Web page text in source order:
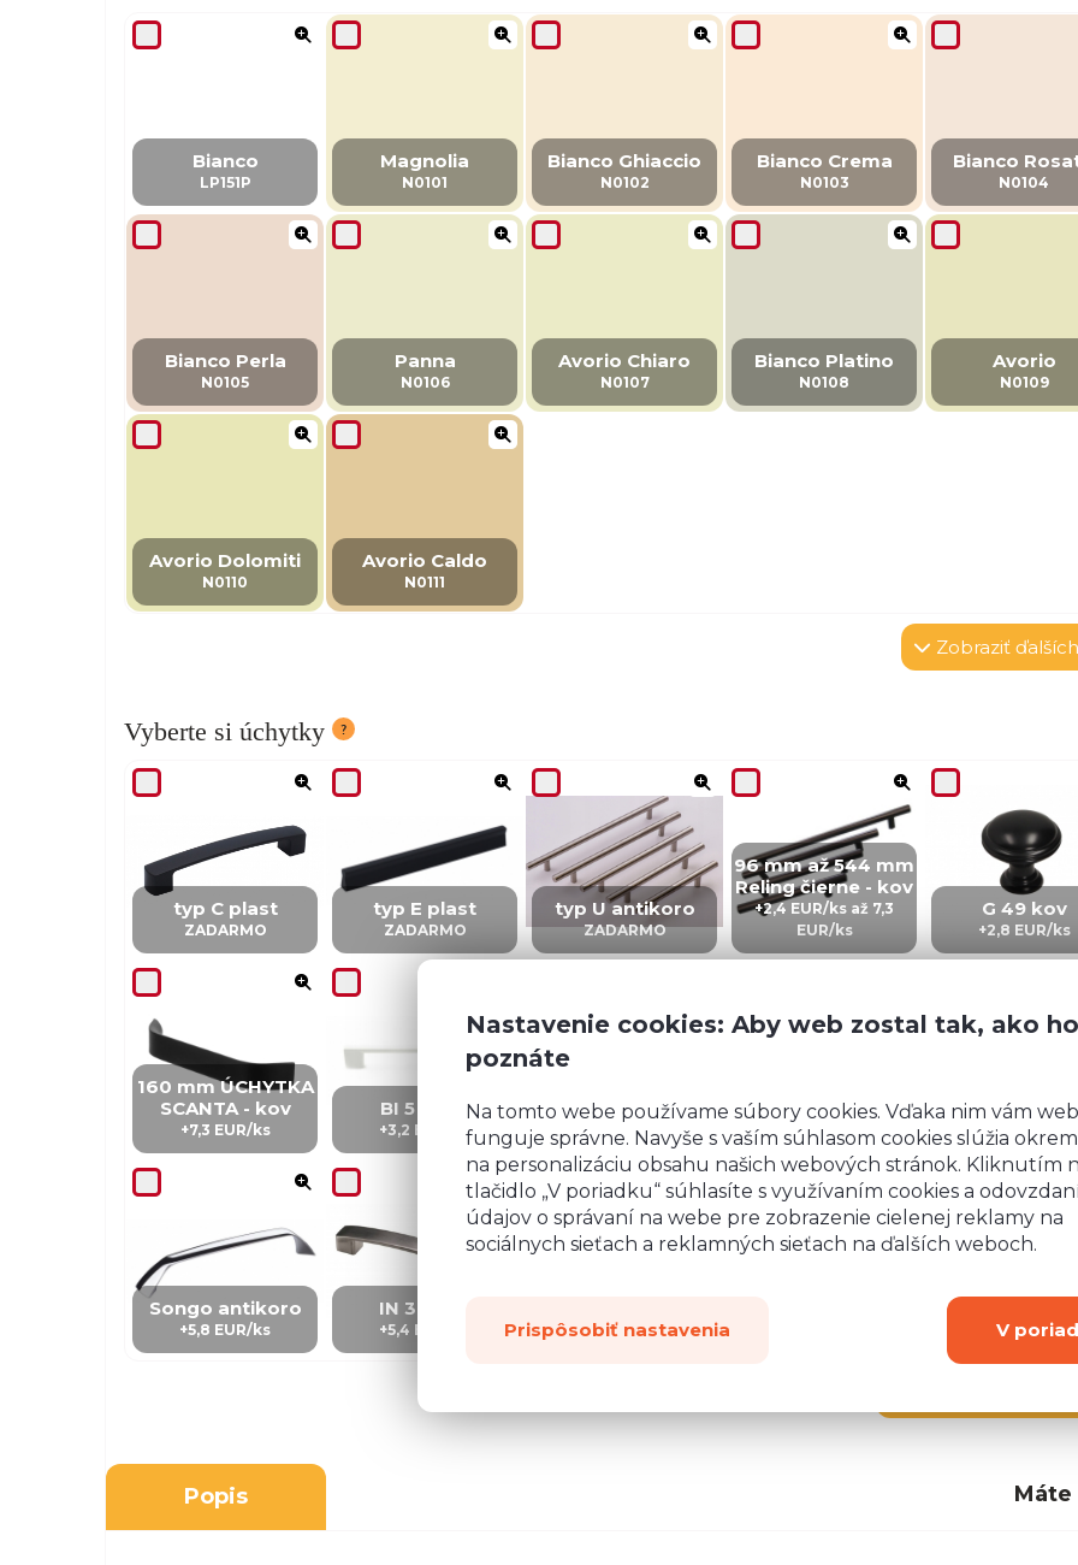
Bianco
LP151P
Magnolia
N0101
Bianco Ghiaccio
N0102
Bianco Crema
N0103
Bianco
N0104
Bianco Perla
N0105
Panna
N0106
Avorio Chiaro
N0107
Bianco Platino
N0108
Avorio
N0109
Avorio Dolomiti
N0110
Avorio Caldo
N0111
Zobraziť
Vyberte si úchytky
typ C plast
ZADARMO
typ E plast
ZADARMO
typ U antikoro
ZADARMO
96 mm až 544 mm
Reling čierne - kov
+2,4 EUR/ks až 7,3
EUR/ks
G 49 kov
+2,8 EUR/ks
160 mm ÚCHYTKA
SCANTA - kov
+7,3 EUR/ks
BI 5 – kov
+3,2 EUR/ks
CZ 5 – kov
+4,02 EUR/ks
IN 5 – kov
+4,02 EUR/ks
ZI5 - KOV
+6 EUR/ks
Songo antikoro
+5,8 EUR/ks
IN 3 – kov
+5,4 EUR/Ks
Popis
Nastavenie cookies: Aby web zostal tak, ako ho
poznáte
Na tomto webe používame súbory cookies. Vďaka nim vám web
funguje správne. Navyše s vaším súhlasom cookies slúžia
na personalizáciu obsahu našich webových stránok. Kliknutím
tlačidlo „V poriadku“ súhlasíte s využívaním cookies a
údajov o správaní na webe pre zobrazenie cielenej reklamy na
sociálnych sieťach a reklamných sieťach na ďalších weboch.
Prispôsobiť nastavenia V